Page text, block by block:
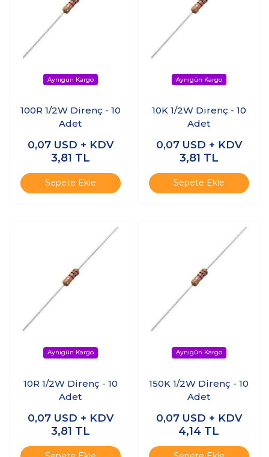
100R 1/2W Direnç - 10
Adet
0,07 USD + KDV
3,81 TL
Sepete Ekle
10K 1/2W Direnç - 10
Adet
0,07 USD + KDV
3,81 TL
Sepete Ekle
10R 1/2W Direnç - 10
Adet
0,07 USD + KDV
3,81 TL
150K 1/2W Direnç - 10
Adet
0,07 USD + KDV
4,14 TL